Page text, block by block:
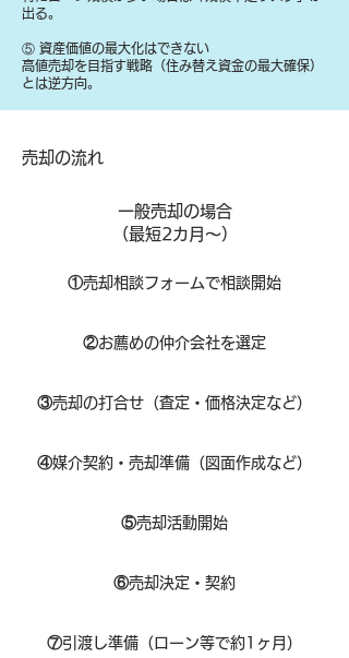
出る。
⑤ 資産価値の最大化はできない
高値売却を目指す戦略（住み替え資金の最大確保）
とは逆方向。
​売却の流れ
一般売却の場合
​（最短2カ月～）
①​売却相談フォームで相談開始
②お薦めの仲介会社を選定
③売却の打合せ（査定・価格決定など）
④媒介契約・売却準備（図面作成など）
⑤売却活動開始
⑥売却決定・契約
⑦引渡し準備（ローン等で約1ヶ月）